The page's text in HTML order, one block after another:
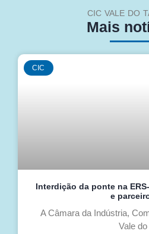
CIC VALE DO
Mais
CIC
Interdição da ponte na
e
A Câmara da Indústria,
Vale do